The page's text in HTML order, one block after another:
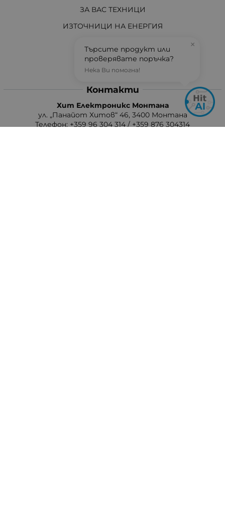
ЗА ВАС ТЕХНИЦИ
ИЗТОЧНИЦИ НА ЕНЕРГИЯ
АКТУАЛНО
Контакти
Хит Електроникс Монтана
ул. „Панайот Хитов“ 46, 3400 Монтана
Телефон: +359 96 304 314 / +359 876 304314
×
Търсите продукт или
проверявате поръчка?
Нека Ви помогна!